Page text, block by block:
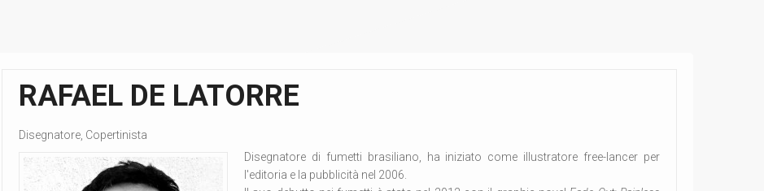
RAFAEL DE LATORRE
Disegnatore, Copertinista
Disegnatore di fumetti brasiliano, ha iniziato come illustratore free-lancer per
l'editoria e la pubblicità nel 2006.